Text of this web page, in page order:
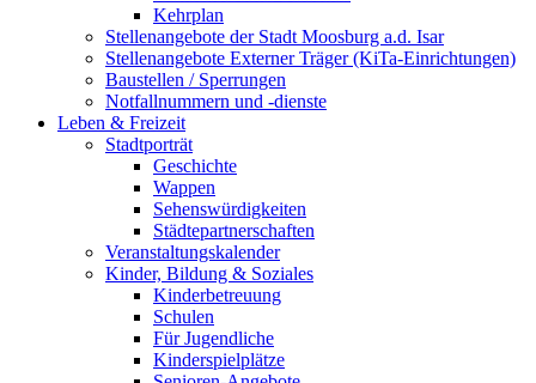
Kehrplan
Stellenangebote der Stadt Moosburg a.d. Isar
Stellenangebote Externer Träger (KiTa-Einrichtungen)
Baustellen / Sperrungen
Notfallnummern und -dienste
Leben & Freizeit
Stadtporträt
Geschichte
Wappen
Sehenswürdigkeiten
Städtepartnerschaften
Veranstaltungskalender
Kinder, Bildung & Soziales
Kinderbetreuung
Schulen
Für Jugendliche
Kinderspielplätze